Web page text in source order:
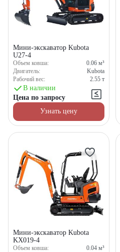
Мини-экскаватор Kubota
U27-4
Объем ковша: 0.06 м³
Двигатель:
Kubota
Рабочий вес:
2.55 т
В наличии
Цена по запросу
Узнать цену
Мини-экскаватор Kubota
KX019-4
Объем ковша: 0.04 м³